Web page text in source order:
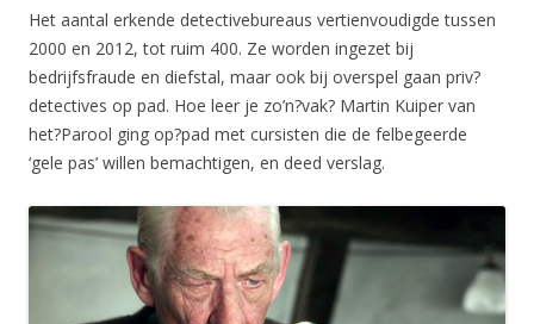
Het aantal erkende detectivebureaus vertienvoudigde tussen
2000 en 2012, tot ruim 400. Ze worden ingezet bij
bedrijfsfraude en diefstal, maar ook bij overspel gaan priv?
detectives op pad. Hoe leer je zo’n?vak? Martin Kuiper van
het?Parool ging op?pad met cursisten die de felbegeerde
‘gele pas’ willen bemachtigen, en deed verslag.